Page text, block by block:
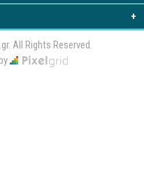
+
All Rights Reserved.